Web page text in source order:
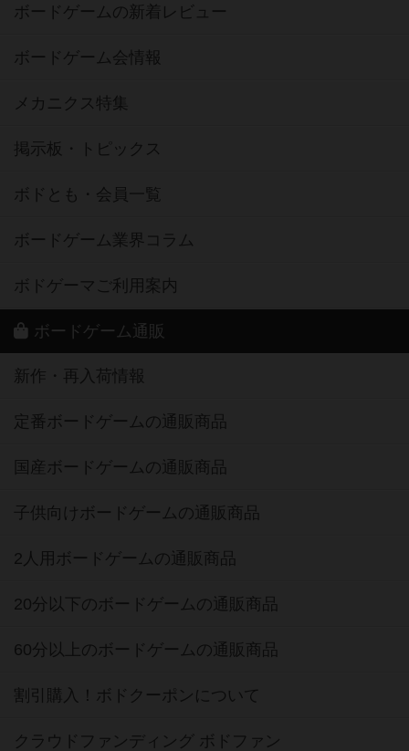
ボードゲームの新着レビュー
ボードゲーム会情報
メカニクス特集
掲示板・トピックス
ボドとも・会員一覧
ボードゲーム業界コラム
ボドゲーマご利用案内
ボードゲーム通販
新作・再入荷情報
定番ボードゲームの通販商品
国産ボードゲームの通販商品
子供向けボードゲームの通販商品
2人用ボードゲームの通販商品
20分以下のボードゲームの通販商品
60分以上のボードゲームの通販商品
割引購入！ボドクーポンについて
クラウドファンディング ボドファン